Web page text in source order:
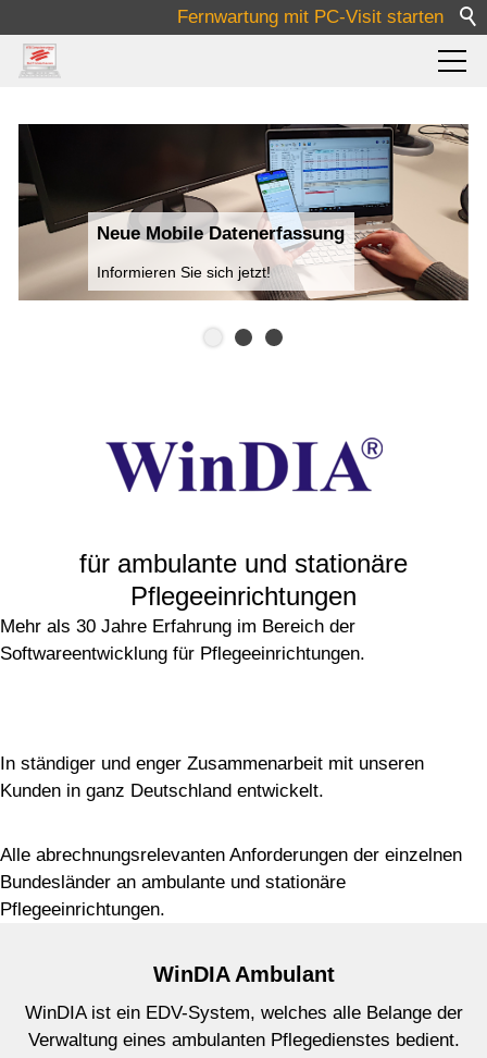
Fernwartung mit PC-Visit starten
Pflege
Medizin
Software
Neue Mobile Datenerfassung
Informieren Sie sich jetzt!
für ambulante und stationäre
Pflegeeinrichtungen
Mehr als 30 Jahre Erfahrung im Bereich der
Softwareentwicklung für Pflegeeinrichtungen.
In ständiger und enger Zusammenarbeit mit unseren
Kunden in ganz Deutschland entwickelt.
Alle abrechnungsrelevanten Anforderungen der einzelnen
Bundesländer an ambulante und stationäre
Pflegeeinrichtungen.
WinDIA Ambulant
WinDIA ist ein EDV-System, welches alle Belange der
Verwaltung eines ambulanten Pflegedienstes bedient.